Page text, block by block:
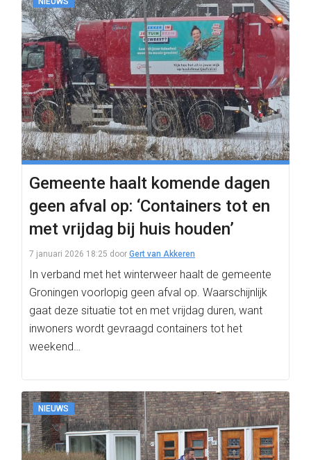
Gemeente haalt komende dagen
geen afval op: ‘Containers tot en
met vrijdag bij huis houden’
7 januari 2026 18:25 door Gert van Akkeren
In verband met het winterweer haalt de gemeente
Groningen voorlopig geen afval op. Waarschijnlijk
gaat deze situatie tot en met vrijdag duren, want
inwoners wordt gevraagd containers tot het
weekend…
NIEUWS